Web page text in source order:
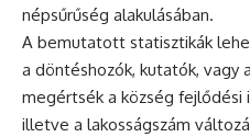
népsűrűség alakulásában.
A bemutatott statisztikák
a döntéshozók, kutatók, vagy
megértsék a község fejlődési
illetve a lakosságszám